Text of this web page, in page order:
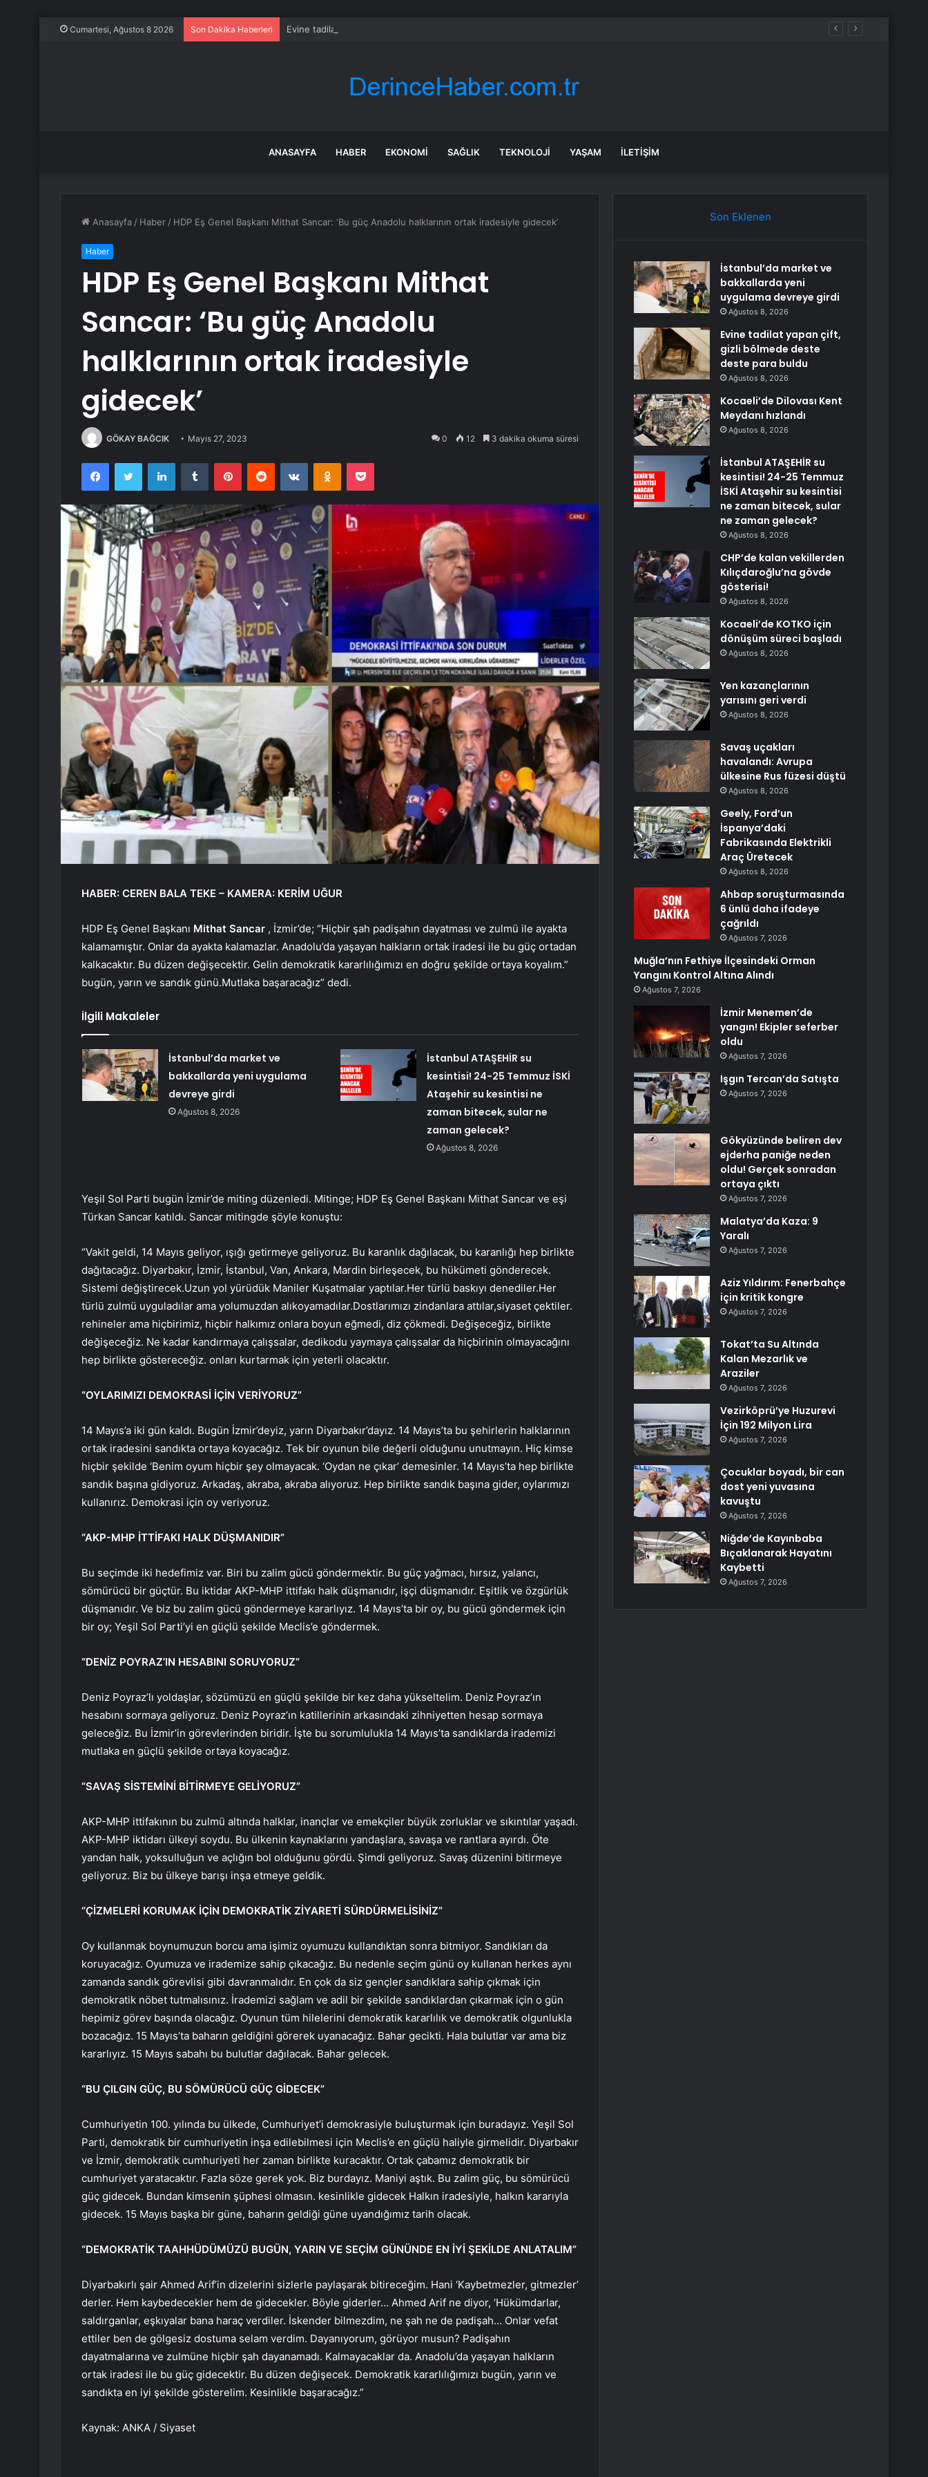
Cumartesi, Ağustos 8 2026 Son Dakika Haberleri Evine tadilat yapan çift, gizli bölmede deste deste para buldu
ANASAYFA HABER EKONOMI SAĞLIK TEKNOLOJI YAŞAM İLETIŞIM
Anasayfa / Haber / HDP Eş Genel Başkanı Mithat Sancar: ‘Bu güç Anadolu halklarının ortak iradesiyle gidecek’
Haber
HDP Eş Genel Başkanı Mithat
Sancar: ‘Bu güç Anadolu
halklarının ortak iradesiyle
gidecek’
GÖKAY BAĞCIK Mayıs 27, 2023 0 12 3 dakika okuma süresi
FacebookTwitter LinkedInTumblr PinterestReddit VKontakteOdnoklassniki
Pocket
HABER: CEREN BALA TEKE – KAMERA: KERİM UĞUR
HDP Eş Genel Başkanı Mithat Sancar , İzmir’de; “Hiçbir şah padişahın dayatması ve zulmü ile ayakta
kalamamıştır. Onlar da ayakta kalamazlar. Anadolu’da yaşayan halkların ortak iradesi ile bu güç ortadan
kalkacaktır. Bu düzen değişecektir. Gelin demokratik kararlılığımızı en doğru şekilde ortaya koyalım.”
bugün, yarın ve sandık günü.Mutlaka başaracağız” dedi.
İlgili Makaleler
İstanbul’da market ve
bakkallarda yeni uygulama
devreye girdi
Ağustos 8, 2026
İstanbul ATAŞEHİR su
kesintisi! 24-25 Temmuz İSKİ
Ataşehir su kesintisi ne
zaman bitecek, sular ne
zaman gelecek?
Ağustos 8, 2026
Yeşil Sol Parti bugün İzmir’de miting düzenledi. Mitinge; HDP Eş Genel Başkanı Mithat Sancar ve eşi
Türkan Sancar katıldı. Sancar mitingde şöyle konuştu:
“Vakit geldi, 14 Mayıs geliyor, ışığı getirmeye geliyoruz. Bu karanlık dağılacak, bu karanlığı hep birlikte
dağıtacağız. Diyarbakır, İzmir, İstanbul, Van, Ankara, Mardin birleşecek, bu hükümeti gönderecek.
Sistemi değiştirecek.Uzun yol yürüdük Maniler Kuşatmalar yaptılar.Her türlü baskıyı denediler.Her
türlü zulmü uyguladılar ama yolumuzdan alıkoyamadılar.Dostlarımızı zindanlara attılar,siyaset çektiler.
rehineler ama hiçbirimiz, hiçbir halkımız onlara boyun eğmedi, diz çökmedi. Değişeceğiz, birlikte
değişeceğiz. Ne kadar kandırmaya çalışsalar, dedikodu yaymaya çalışsalar da hiçbirinin olmayacağını
hep birlikte göstereceğiz. onları kurtarmak için yeterli olacaktır.
“OYLARIMIZI DEMOKRASİ İÇİN VERİYORUZ”
14 Mayıs’a iki gün kaldı. Bugün İzmir’deyiz, yarın Diyarbakır’dayız. 14 Mayıs’ta bu şehirlerin halklarının
ortak iradesini sandıkta ortaya koyacağız. Tek bir oyunun bile değerli olduğunu unutmayın. Hiç kimse
hiçbir şekilde ‘Benim oyum hiçbir şey olmayacak. ‘Oydan ne çıkar’ demesinler. 14 Mayıs’ta hep birlikte
sandık başına gidiyoruz. Arkadaş, akraba, akraba alıyoruz. Hep birlikte sandık başına gider, oylarımızı
kullanırız. Demokrasi için oy veriyoruz.
“AKP-MHP İTTİFAKI HALK DÜŞMANIDIR”
Bu seçimde iki hedefimiz var. Biri bu zalim gücü göndermektir. Bu güç yağmacı, hırsız, yalancı,
sömürücü bir güçtür. Bu iktidar AKP-MHP ittifakı halk düşmanıdır, işçi düşmanıdır. Eşitlik ve özgürlük
düşmanıdır. Ve biz bu zalim gücü göndermeye kararlıyız. 14 Mayıs’ta bir oy, bu gücü göndermek için
bir oy; Yeşil Sol Parti’yi en güçlü şekilde Meclis’e göndermek.
“DENİZ POYRAZ’IN HESABINI SORUYORUZ”
Deniz Poyraz’lı yoldaşlar, sözümüzü en güçlü şekilde bir kez daha yükseltelim. Deniz Poyraz’ın
hesabını sormaya geliyoruz. Deniz Poyraz’ın katillerinin arkasındaki zihniyetten hesap sormaya
geleceğiz. Bu İzmir’in görevlerinden biridir. İşte bu sorumlulukla 14 Mayıs’ta sandıklarda irademizi
mutlaka en güçlü şekilde ortaya koyacağız.
“SAVAŞ SİSTEMİNİ BİTİRMEYE GELİYORUZ”
AKP-MHP ittifakının bu zulmü altında halklar, inançlar ve emekçiler büyük zorluklar ve sıkıntılar yaşadı.
AKP-MHP iktidarı ülkeyi soydu. Bu ülkenin kaynaklarını yandaşlara, savaşa ve rantlara ayırdı. Öte
yandan halk, yoksulluğun ve açlığın bol olduğunu gördü. Şimdi geliyoruz. Savaş düzenini bitirmeye
geliyoruz. Biz bu ülkeye barışı inşa etmeye geldik.
“ÇİZMELERİ KORUMAK İÇİN DEMOKRATİK ZİYARETİ SÜRDÜRMELİSİNİZ”
Oy kullanmak boynumuzun borcu ama işimiz oyumuzu kullandıktan sonra bitmiyor. Sandıkları da
koruyacağız. Oyumuza ve irademize sahip çıkacağız. Bu nedenle seçim günü oy kullanan herkes aynı
zamanda sandık görevlisi gibi davranmalıdır. En çok da siz gençler sandıklara sahip çıkmak için
demokratik nöbet tutmalısınız. İrademizi sağlam ve adil bir şekilde sandıklardan çıkarmak için o gün
hepimiz görev başında olacağız. Oyunun tüm hilelerini demokratik kararlılık ve demokratik olgunlukla
bozacağız. 15 Mayıs’ta baharın geldiğini görerek uyanacağız. Bahar gecikti. Hala bulutlar var ama biz
kararlıyız. 15 Mayıs sabahı bu bulutlar dağılacak. Bahar gelecek.
“BU ÇILGIN GÜÇ, BU SÖMÜRÜCÜ GÜÇ GİDECEK”
Cumhuriyetin 100. yılında bu ülkede, Cumhuriyet’i demokrasiyle buluşturmak için buradayız. Yeşil Sol
Parti, demokratik bir cumhuriyetin inşa edilebilmesi için Meclis’e en güçlü haliyle girmelidir. Diyarbakır
ve İzmir, demokratik cumhuriyeti her zaman birlikte kuracaktır. Ortak çabamız demokratik bir
cumhuriyet yaratacaktır. Fazla söze gerek yok. Biz burdayız. Maniyi aştık. Bu zalim güç, bu sömürücü
güç gidecek. Bundan kimsenin şüphesi olmasın. kesinlikle gidecek Halkın iradesiyle, halkın kararıyla
gidecek. 15 Mayıs başka bir güne, baharın geldiği güne uyandığımız tarih olacak.
“DEMOKRATİK TAAHHÜDÜMÜZÜ BUGÜN, YARIN VE SEÇİM GÜNÜNDE EN İYİ ŞEKİLDE ANLATALIM”
Diyarbakırlı şair Ahmed Arif’in dizelerini sizlerle paylaşarak bitireceğim. Hani ‘Kaybetmezler, gitmezler’
derler. Hem kaybedecekler hem de gidecekler. Böyle giderler… Ahmed Arif ne diyor, ‘Hükümdarlar,
saldırganlar, eşkıyalar bana haraç verdiler. İskender bilmezdim, ne şah ne de padişah… Onlar vefat
ettiler ben de gölgesiz dostuma selam verdim. Dayanıyorum, görüyor musun? Padişahın
dayatmalarına ve zulmüne hiçbir şah dayanamadı. Kalmayacaklar da. Anadolu’da yaşayan halkların
ortak iradesi ile bu güç gidecektir. Bu düzen değişecek. Demokratik kararlılığımızı bugün, yarın ve
sandıkta en iyi şekilde gösterelim. Kesinlikle başaracağız.”
Kaynak: ANKA / Siyaset
Son Eklenen
İstanbul’da market ve
bakkallarda yeni
uygulama devreye girdi
Ağustos 8, 2026
Evine tadilat yapan çift,
gizli bölmede deste
deste para buldu
Ağustos 8, 2026
Kocaeli’de Dilovası Kent
Meydanı hızlandı
Ağustos 8, 2026
İstanbul ATAŞEHİR su
kesintisi! 24-25 Temmuz
İSKİ Ataşehir su kesintisi
ne zaman bitecek, sular
ne zaman gelecek?
Ağustos 8, 2026
CHP’de kalan vekillerden
Kılıçdaroğlu’na gövde
gösterisi!
Ağustos 8, 2026
Kocaeli’de KOTKO için
dönüşüm süreci başladı
Ağustos 8, 2026
Yen kazançlarının
yarısını geri verdi
Ağustos 8, 2026
Savaş uçakları
havalandı: Avrupa
ülkesine Rus füzesi düştü
Ağustos 8, 2026
Geely, Ford’un
İspanya’daki
Fabrikasında Elektrikli
Araç Üretecek
Ağustos 8, 2026
Ahbap soruşturmasında
6 ünlü daha ifadeye
çağrıldı
Ağustos 7, 2026
Muğla’nın Fethiye İlçesindeki Orman
Yangını Kontrol Altına Alındı
Ağustos 7, 2026
İzmir Menemen’de
yangın! Ekipler seferber
oldu
Ağustos 7, 2026
Işgın Tercan’da Satışta
Ağustos 7, 2026
Gökyüzünde beliren dev
ejderha paniğe neden
oldu! Gerçek sonradan
ortaya çıktı
Ağustos 7, 2026
Malatya’da Kaza: 9
Yaralı
Ağustos 7, 2026
Aziz Yıldırım: Fenerbahçe
için kritik kongre
Ağustos 7, 2026
Tokat’ta Su Altında
Kalan Mezarlık ve
Araziler
Ağustos 7, 2026
Vezirköprü’ye Huzurevi
İçin 192 Milyon Lira
Ağustos 7, 2026
Çocuklar boyadı, bir can
dost yeni yuvasına
kavuştu
Ağustos 7, 2026
Niğde’de Kayınbaba
Bıçaklanarak Hayatını
Kaybetti
Ağustos 7, 2026